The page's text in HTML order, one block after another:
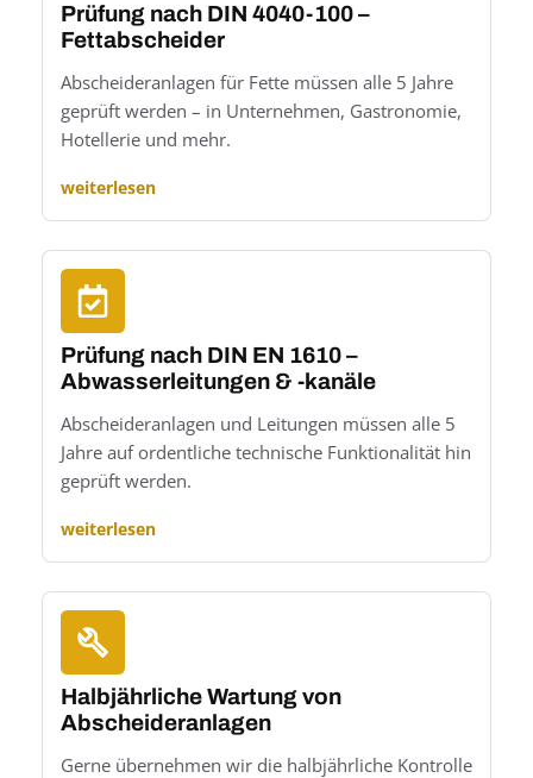
Prüfung nach DIN 4040-100 –
Fettabscheider
Abscheideranlagen für Fette müssen alle 5 Jahre
geprüft werden – in Unternehmen, Gastronomie,
Hotellerie und mehr.
weiterlesen
Prüfung nach DIN EN 1610 –
Abwasserleitungen & -kanäle
Abscheideranlagen und Leitungen müssen alle 5
Jahre auf ordentliche technische Funktionalität hin
geprüft werden.
weiterlesen
Halbjährliche Wartung von
Abscheideranlagen
Gerne übernehmen wir die halbjährliche Kontrolle